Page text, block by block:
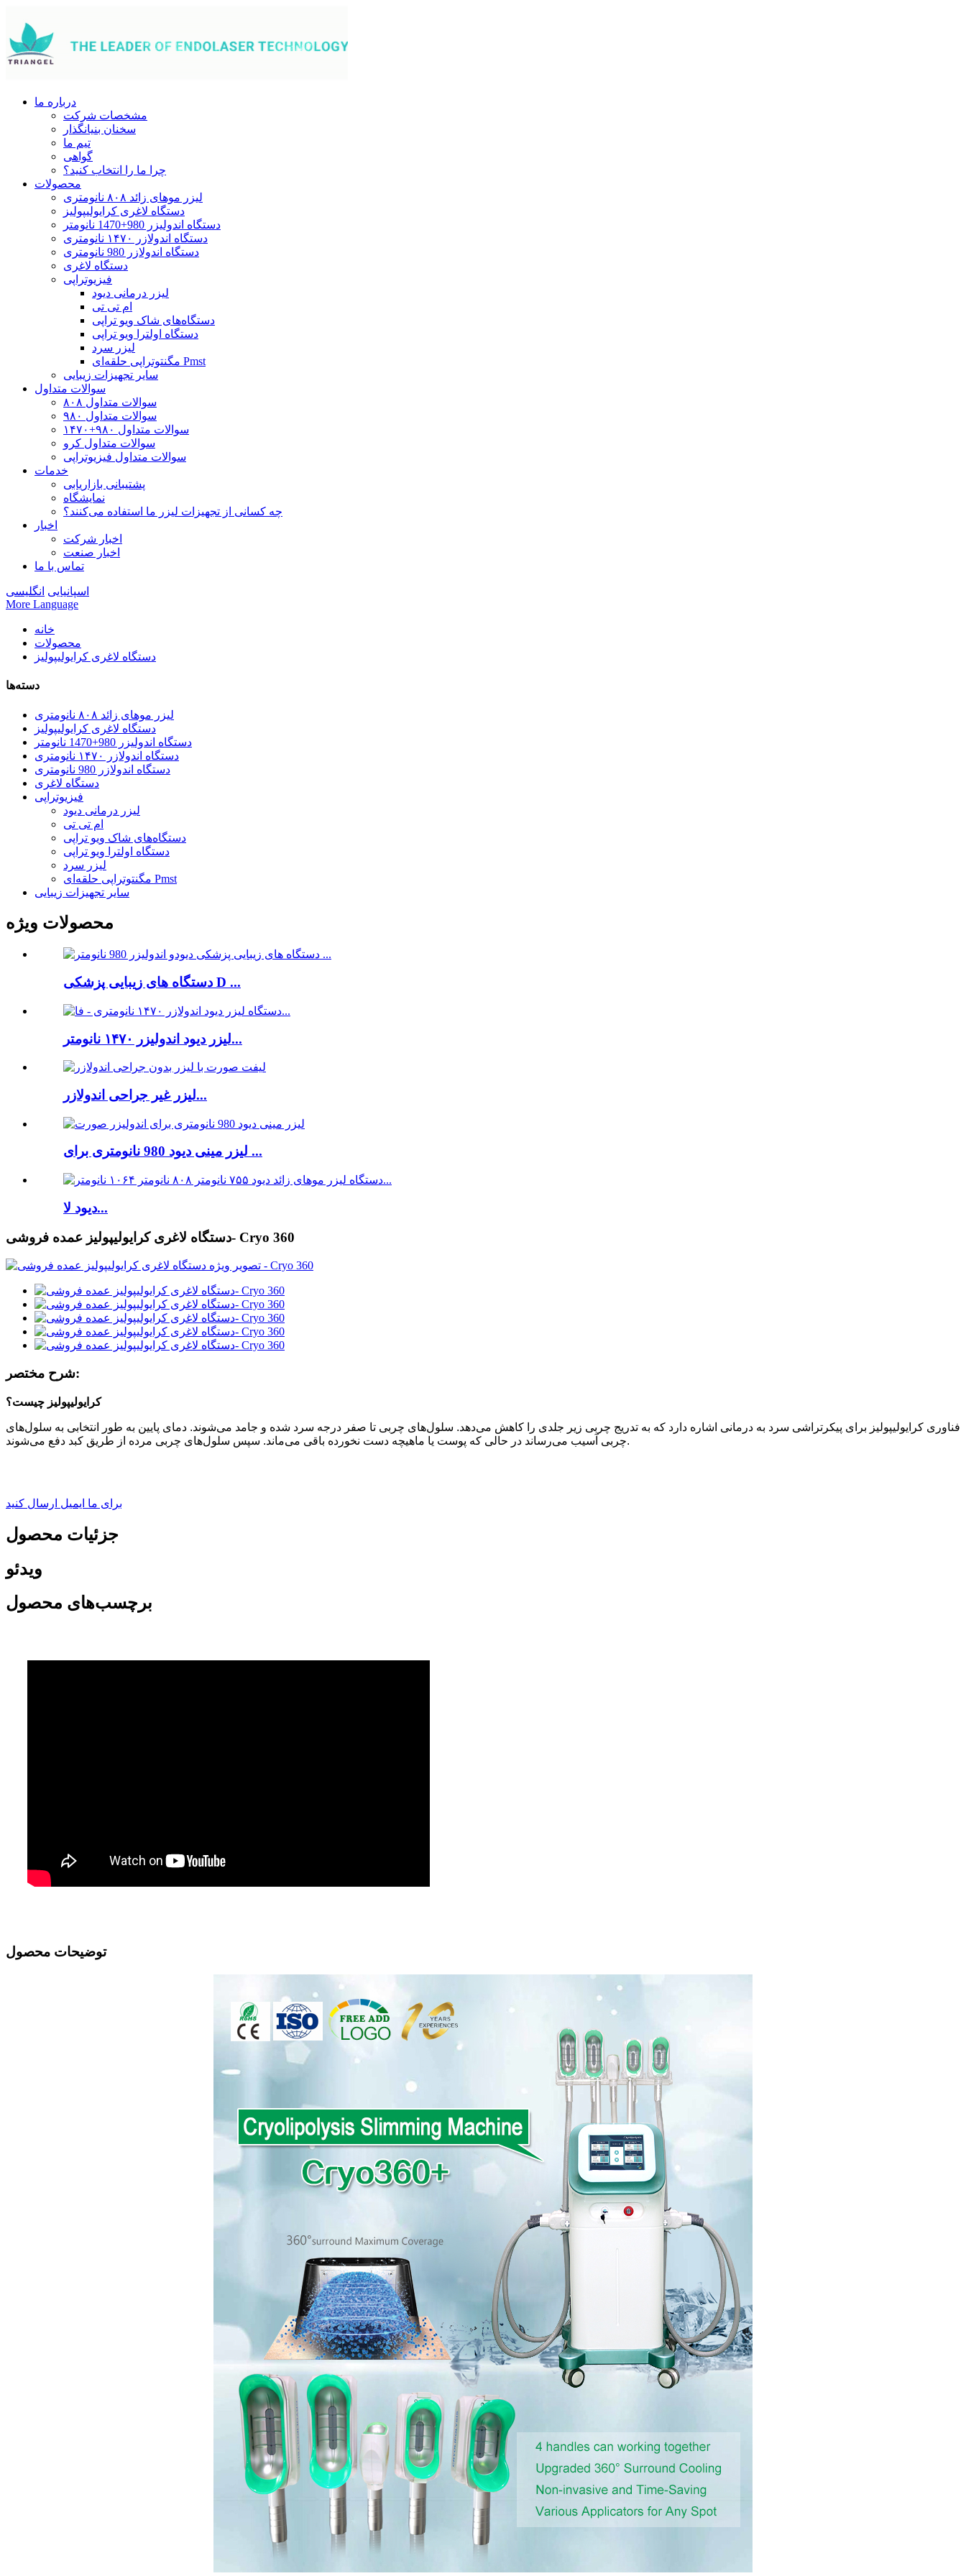
درباره ما
مشخصات شرکت
سخنان بنیانگذار
تیم ما
گواهی
چرا ما را انتخاب کنید؟
محصولات
لیزر موهای زائد ۸۰۸ نانومتری
دستگاه لاغری کرایولیپولیز
دستگاه اندولیزر 980+1470 نانومتر
دستگاه اندولازر ۱۴۷۰ نانومتری
دستگاه اندولازر 980 نانومتری
دستگاه لاغری
فیزیوتراپی
لیزر درمانی دیود
ام تی تی
دستگاه‌های شاک ویو تراپی
دستگاه اولترا ویو تراپی
لیزر سرد
مگنتوتراپی حلقه‌ای Pmst
سایر تجهیزات زیبایی
سوالات متداول
سوالات متداول ۸۰۸
سوالات متداول ۹۸۰
سوالات متداول ۹۸۰+۱۴۷۰
سوالات متداول کرو
سوالات متداول فیزیوتراپی
خدمات
پشتیبانی بازاریابی
نمایشگاه
چه کسانی از تجهیزات لیزر ما استفاده می‌کنند؟
اخبار
اخبار شرکت
اخبار صنعت
تماس با ما
اسپانیایی انگلیسی
More Language
خانه
محصولات
دستگاه لاغری کرایولیپولیز
دسته‌ها
لیزر موهای زائد ۸۰۸ نانومتری
دستگاه لاغری کرایولیپولیز
دستگاه اندولیزر 980+1470 نانومتر
دستگاه اندولازر ۱۴۷۰ نانومتری
دستگاه اندولازر 980 نانومتری
دستگاه لاغری
فیزیوتراپی
لیزر درمانی دیود
ام تی تی
دستگاه‌های شاک ویو تراپی
دستگاه اولترا ویو تراپی
لیزر سرد
مگنتوتراپی حلقه‌ای Pmst
سایر تجهیزات زیبایی
محصولات ویژه
دستگاه های زیبایی پزشکی D ...
لیزر دیود اندولیزر ۱۴۷۰ نانومتر...
لیزر غیر جراحی اندولازر...
لیزر مینی دیود 980 نانومتری برای ...
دیود لا...
دستگاه لاغری کرایولیپولیز عمده فروشی- Cryo 360
شرح مختصر:
کرایولیپولیز چیست؟
فناوری کرایولیپولیز برای پیکرتراشی سرد به درمانی اشاره دارد که به تدریج چربی زیر جلدی را کاهش می‌دهد. سلول‌های چربی تا صفر درجه سرد شده و جامد می‌شوند. دمای پایین به طور انتخابی به سلول‌های
چربی آسیب می‌رساند در حالی که پوست یا ماهیچه دست نخورده باقی می‌ماند. سپس سلول‌های چربی مرده از طریق کبد دفع می‌شوند.
برای ما ایمیل ارسال کنید
جزئیات محصول
ویدئو
برچسب‌های محصول
توضیحات محصول